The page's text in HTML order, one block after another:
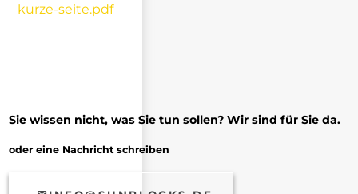
kurze-seite.pdf
Sie wissen nicht, was Sie tun sollen? Wir sind für Sie da.
oder eine Nachricht schreiben